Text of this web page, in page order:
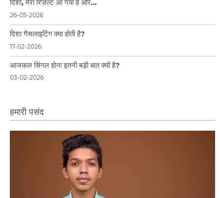
दिशा, मेरा रिज़ल्ट आ गया है और…
26-05-2026
दिशा गैसलाइटिंग क्या होती है?
17-02-2026
आजकल सिंगल होना इतनी बड़ी बात क्यों है?
03-02-2026
हमारी पसंद